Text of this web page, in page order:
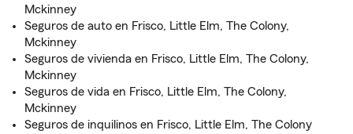
Mckinney
Seguros de auto en Frisco, Little Elm, The Colony,
Mckinney
Seguros de vivienda en Frisco, Little Elm, The Colony,
Mckinney
Seguros de vida en Frisco, Little Elm, The Colony,
Mckinney
Seguros de inquilinos en Frisco, Little Elm, The Colony